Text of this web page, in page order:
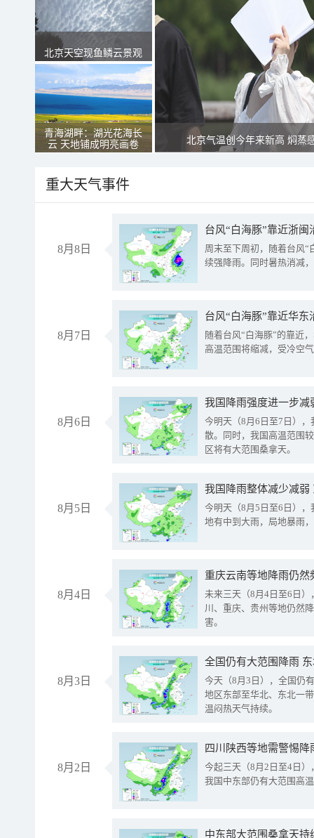
北京天空现鱼鳞云景观
青海湖畔：湖光花海长
云 天地铺成明亮画卷
北京气温创今年来新高 焖蒸
重大天气事件
8月8日
台风“白海豚”靠近浙
周末至下周初，随着台风“
续强降雨。同时暑热消减
8月7日
台风“白海豚”靠近华
随着台风“白海豚”的靠近
高温范围将缩减，受冷空
8月6日
今明天（8月6日至7日）
散。同时，我国高温范围
区将有大范围桑拿天。
8月5日
我国降雨整体减少减弱
今明天（8月5日至6日）
地有中到大雨，局地暴雨
8月4日
重庆云南等地降雨仍然
未来三天（8月4日至6日
川、重庆、贵州等地仍然
害。
8月3日
全国仍有大范围降雨
今天（8月3日），全国仍
地区东部至华北、东北一
温闷热天气持续。
8月2日
今起三天（8月2日至4日
我国中东部仍有大范围高
中东部大范围桑拿天